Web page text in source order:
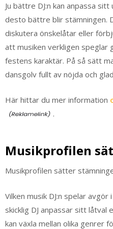
Ju bättre DJ:n kan anpassa
desto bättre blir stämningen.
diskutera önskelåtar eller
att musiken verkligen speglar
festens karaktär. På så sätt
dansgolv fullt av nöjda och
Här hittar du mer information
.
Musikprofilen
Musikprofilen sätter
Vilken musik DJ:n spelar
skicklig DJ anpassar sitt låtval
kan växla mellan olika genrer